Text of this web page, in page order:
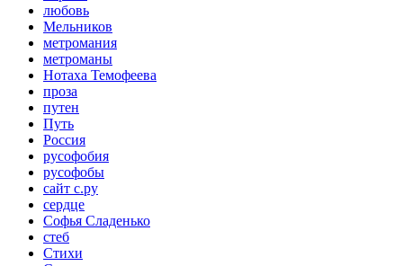
любовь
Мельников
метромания
метроманы
Нотаха Темофеева
проза
путен
Путь
Россия
русофобия
русофобы
сайт с.ру
сердце
Софья Сладенько
стеб
Стихи